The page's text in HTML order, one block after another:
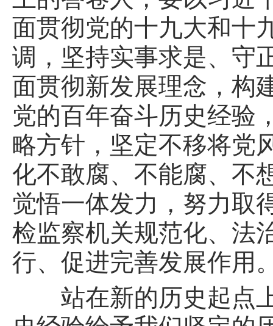
面贯彻党的十九大和十
调，坚持实事求是、守
面贯彻新发展理念，构
党的百年奋斗历史经验
略方针，坚定不移将党
化不敢腐、不能腐、不
觉悟一体发力，努力取
检监察机关规范化、法
行、促进完善发展作用
站在新的历史起点上